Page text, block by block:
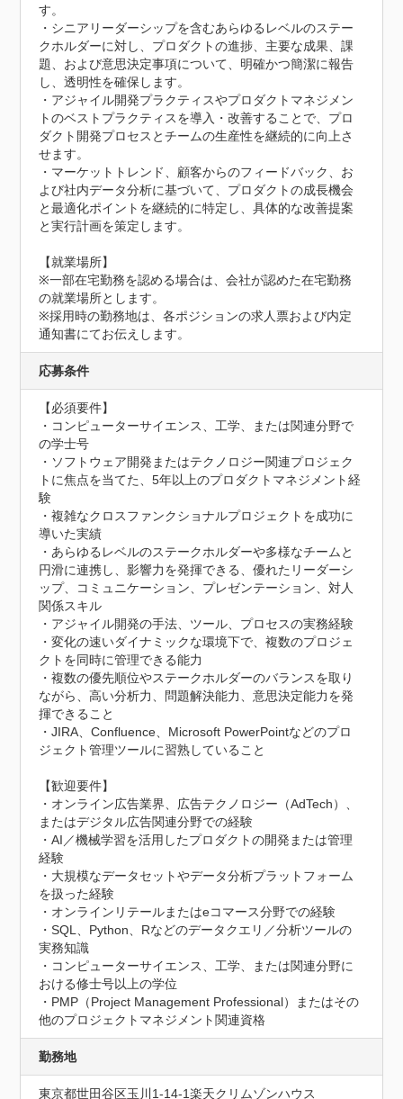
す。
・シニアリーダーシップを含むあらゆるレベルのステー
クホルダーに対し、プロダクトの進捗、主要な成果、課
題、および意思決定事項について、明確かつ簡潔に報告
し、透明性を確保します。
・アジャイル開発プラクティスやプロダクトマネジメン
トのベストプラクティスを導入・改善することで、プロ
ダクト開発プロセスとチームの生産性を継続的に向上さ
せます。
・マーケットトレンド、顧客からのフィードバック、お
よび社内データ分析に基づいて、プロダクトの成長機会
と最適化ポイントを継続的に特定し、具体的な改善提案
と実行計画を策定します。
【就業場所】
※一部在宅勤務を認める場合は、会社が認めた在宅勤務
の就業場所とします。
※採用時の勤務地は、各ポジションの求人票および内定
通知書にてお伝えします。
応募条件
【必須要件】
・コンピューターサイエンス、工学、または関連分野で
の学士号
・ソフトウェア開発またはテクノロジー関連プロジェク
トに焦点を当てた、5年以上のプロダクトマネジメント経
験
・複雑なクロスファンクショナルプロジェクトを成功に
導いた実績
・あらゆるレベルのステークホルダーや多様なチームと
円滑に連携し、影響力を発揮できる、優れたリーダーシ
ップ、コミュニケーション、プレゼンテーション、対人
関係スキル
・アジャイル開発の手法、ツール、プロセスの実務経験
・変化の速いダイナミックな環境下で、複数のプロジェ
クトを同時に管理できる能力
・複数の優先順位やステークホルダーのバランスを取り
ながら、高い分析力、問題解決能力、意思決定能力を発
揮できること
・JIRA、Confluence、Microsoft PowerPointなどのプロ
ジェクト管理ツールに習熟していること
【歓迎要件】
・オンライン広告業界、広告テクノロジー（AdTech）、
またはデジタル広告関連分野での経験
・AI／機械学習を活用したプロダクトの開発または管理
経験
・大規模なデータセットやデータ分析プラットフォーム
を扱った経験
・オンラインリテールまたはeコマース分野での経験
・SQL、Python、Rなどのデータクエリ／分析ツールの
実務知識
・コンピューターサイエンス、工学、または関連分野に
おける修士号以上の学位
・PMP（Project Management Professional）またはその
他のプロジェクトマネジメント関連資格
勤務地
東京都世田谷区玉川1-14-1楽天クリムゾンハウス